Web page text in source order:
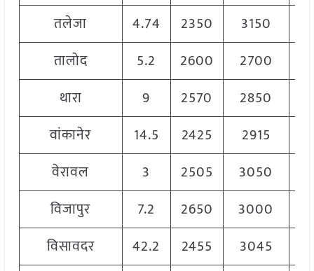
तलेजा
4.74 2350 3150
तालोद
5.2 2600 2700
थारा
9 2570 2850
वांकानेर
14.5 2425 2915
वेरावल
3 2505 3050
विजापुर
7.2 2650 3000
विसावदर
42.2 2455 3045